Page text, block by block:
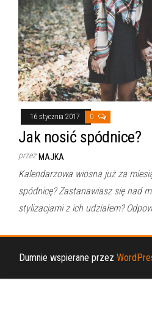
16 stycznia 2017 0
Jak nosić spódnice?
przez MAJKA
Kalendarzowa wiosna już za
spódnicę? Zastanawiasz się nad
stylizacjami z ich udziałem?
Dumnie wspierane przez